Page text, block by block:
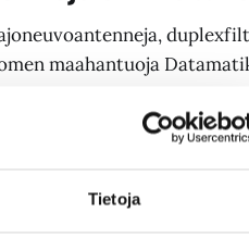
Tietoja
maahantuoja